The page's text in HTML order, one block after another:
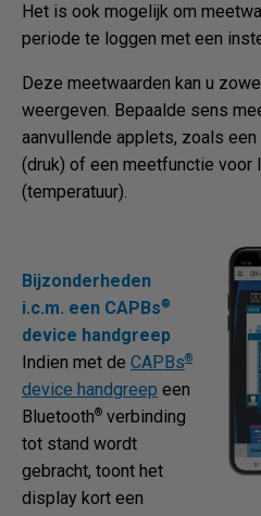
Het is ook mogelijk om
periode te loggen met een
Deze meetwaarden kan u
weergeven. Bepaalde sens
aanvullende applets, zoals
(druk) of een meetfunctie voor
(temperatuur).
Bijzonderheden
i.c.m. een CAPBs®
device handgreep
Indien met de CAPBs®
device handgreep een
Bluetooth® verbinding
tot stand wordt
gebracht, toont het
display kort een